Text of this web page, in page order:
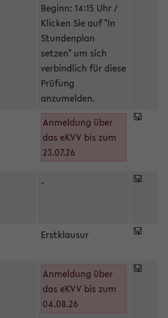
Beginn: 14:15 Uhr /
Klicken Sie auf "In
Stundenplan
setzen" um sich
verbindlich für diese
Prüfung
anzumelden.
Anmeldung über
das eKVV bis zum
23.07.26
-
Erstklausur
Anmeldung über
das eKVV bis zum
04.08.26